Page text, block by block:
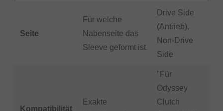
Seite
Für welche
Nabenseite das
Sleeve geformt ist.
Drive Side
(Antrieb),
Non-Drive
Side
Kompatibilität
Exakte
"Für
Odyssey
Clutch